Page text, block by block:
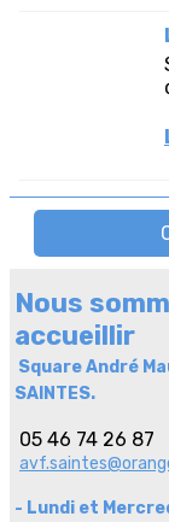
Nous
accueillir
Square André
SAINTES.
05 46 74 26 87
- Lundi et